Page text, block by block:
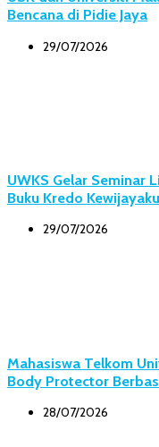
Bencana di Pidie Jaya
29/07/2026
UWKS Gelar Seminar
Buku Kredo
29/07/2026
Mahasiswa Telkom
Body Protector
28/07/2026